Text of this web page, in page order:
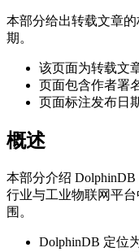
本部分给出转载文章
期。
该页面为转载文
页面包含作者署
页面标注发布日
概述
本部分介绍
行业与工业物联网平
围。
DolphinDB 定位